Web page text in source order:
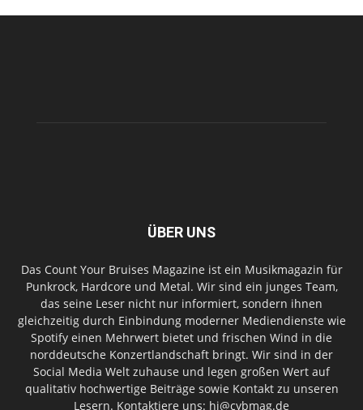
ÜBER UNS
Das Count Your Bruises Magazine ist ein Musikmagazin für
Punkrock, Hardcore und Metal. Wir sind ein junges Team,
das seine Leser nicht nur informiert, sondern ihnen
gleichzeitig durch Einbindung moderner Mediendienste wie
Spotify einen Mehrwert bietet und frischen Wind in die
norddeutsche Konzertlandschaft bringt. Wir sind in der
Social Media Welt zuhause und legen großen Wert auf
qualitativ hochwertige Beiträge sowie Kontakt zu unseren
Lesern. Kontaktiere uns: hi@cybmag.de